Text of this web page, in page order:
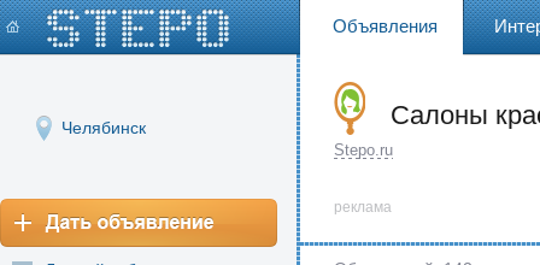
Объявления
Челябинск Салоны
Stepo.ru
реклама